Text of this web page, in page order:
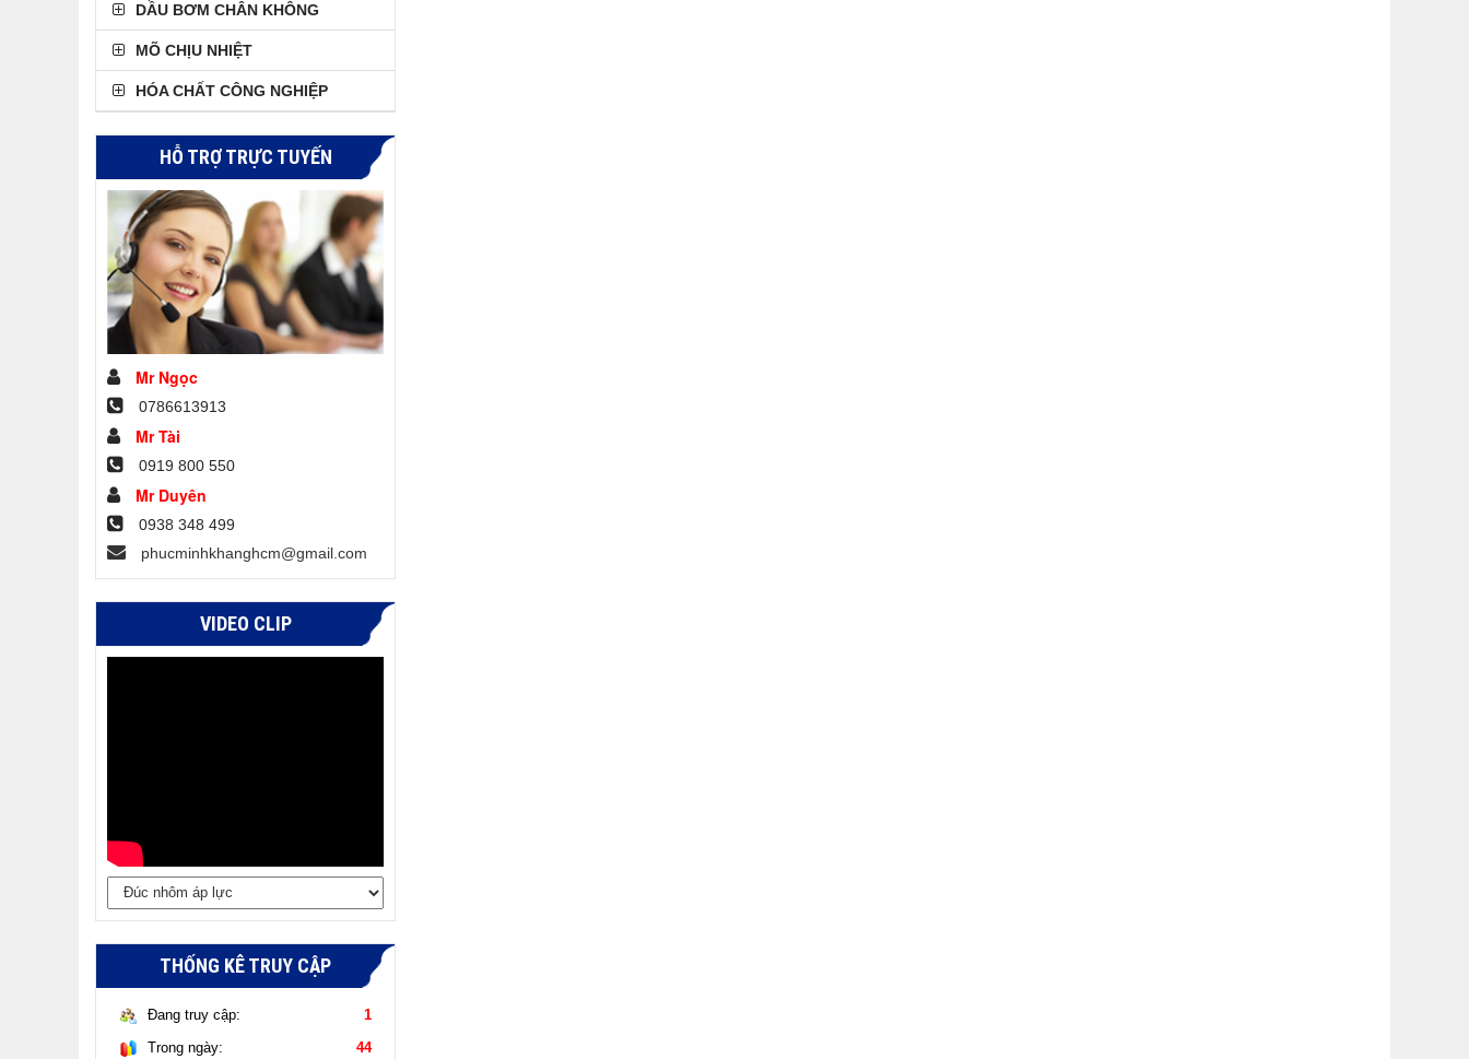
DẦU BƠM CHÂN KHÔNG
MÕ CHỊU NHIỆT
HÓA CHẤT CÔNG NGHIỆP
HỖ TRỢ TRỰC TUYẾN
Mr Ngọc
0786613913
Mr Tài
0919 800 550
Mr Duyên
0938 348 499
phucminhkhanghcm@gmail.com
VIDEO CLIP
THỐNG KÊ TRUY CẬP
Đang truy cập:
1
Trong ngày:
44